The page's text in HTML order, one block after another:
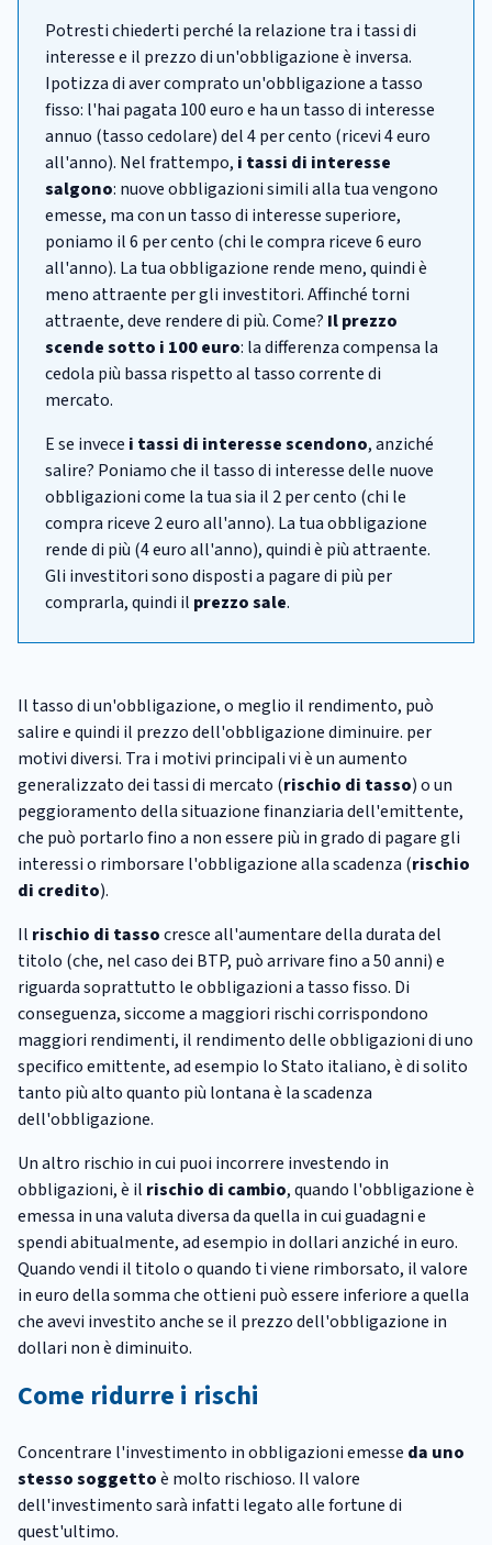
Potresti chiederti perché la relazione tra i tassi di
interesse e il prezzo di un'obbligazione è inversa.
Ipotizza di aver comprato un'obbligazione a tasso
fisso: l'hai pagata 100 euro e ha un tasso di interesse
annuo (tasso cedolare) del 4 per cento (ricevi 4 euro
all'anno). Nel frattempo, i tassi di interesse
salgono: nuove obbligazioni simili alla tua vengono
emesse, ma con un tasso di interesse superiore,
poniamo il 6 per cento (chi le compra riceve 6 euro
all'anno). La tua obbligazione rende meno, quindi è
meno attraente per gli investitori. Affinché torni
attraente, deve rendere di più. Come? Il prezzo
scende sotto i 100 euro: la differenza compensa la
cedola più bassa rispetto al tasso corrente di
mercato.
E se invece i tassi di interesse scendono, anziché
salire? Poniamo che il tasso di interesse delle nuove
obbligazioni come la tua sia il 2 per cento (chi le
compra riceve 2 euro all'anno). La tua obbligazione
rende di più (4 euro all'anno), quindi è più attraente.
Gli investitori sono disposti a pagare di più per
comprarla, quindi il prezzo sale.
Il tasso di un'obbligazione, o meglio il rendimento, può
salire e quindi il prezzo dell'obbligazione diminuire. per
motivi diversi. Tra i motivi principali vi è un aumento
generalizzato dei tassi di mercato (rischio di tasso) o un
peggioramento della situazione finanziaria dell'emittente,
che può portarlo fino a non essere più in grado di pagare gli
interessi o rimborsare l'obbligazione alla scadenza (rischio
di credito).
Il rischio di tassocresce all'aumentare della durata del
titolo (che, nel caso dei BTP, può arrivare fino a 50 anni) e
riguarda soprattutto le obbligazioni a tasso fisso. Di
conseguenza, siccome a maggiori rischi corrispondono
maggiori rendimenti, il rendimento delle obbligazioni di uno
specifico emittente, ad esempio lo Stato italiano, è di solito
tanto più alto quanto più lontana è la scadenza
dell'obbligazione.
Un altro rischio in cui puoi incorrere investendo in
obbligazioni, è il rischio di cambio, quando l'obbligazione è
emessa in una valuta diversa da quella in cui guadagni e
spendi abitualmente, ad esempio in dollari anziché in euro.
Quando vendi il titolo o quando ti viene rimborsato, il valore
in euro della somma che ottieni può essere inferiore a quella
che avevi investito anche se il prezzo dell'obbligazione in
dollari non è diminuito.
Come ridurre i rischi
Concentrare l'investimento in obbligazioni emesse da uno
stesso soggettoè molto rischioso. Il valore
dell'investimento sarà infatti legato alle fortune di
quest'ultimo.